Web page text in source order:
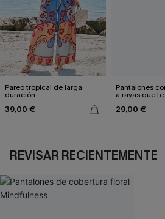
Pareo tropical de larga
duración
39,00 €
Pantalones
a rayas que
29,00 €
REVISAR RECIENTEMENTE